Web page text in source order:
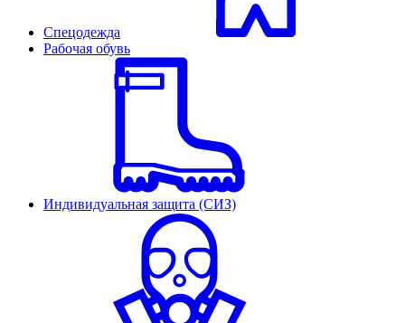
Спецодежда
Рабочая обувь
Индивидуальная защита (СИЗ)